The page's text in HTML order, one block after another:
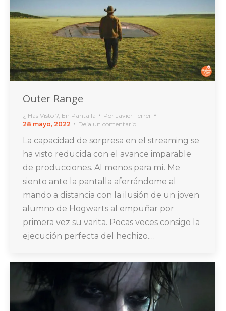
Outer Range
¿ Has Visto ? En Pantalla Por Javier Ferrer
28 mayo, 2022
Deja un comentario
La capacidad de sorpresa en el streaming se
ha visto reducida con el avance imparable
de producciones. Al menos para mí. Me
siento ante la pantalla aferrándome al
mando a distancia con la ilusión de un joven
alumno de Hogwarts al empuñar por
primera vez su varita. Pocas veces consigo la
ejecución perfecta del hechizo.…